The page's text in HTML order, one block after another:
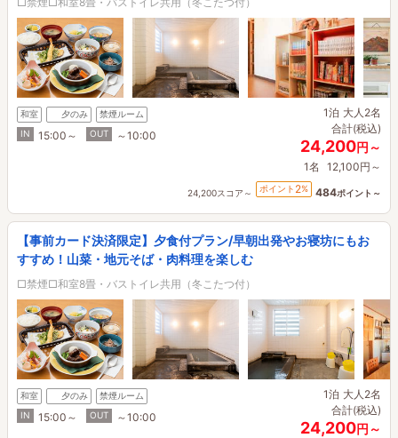
和室 夕のみ
禁煙ルーム
IN
15:00～ OUT ～10:00
1泊 大人2名
合計(税込)
24,200円～
1名 12,100円～
24,200スコア～ ポイント 2% 484ポイント～
【事前カード決済限定】夕食付プラン/早朝出発やお寝坊にもお
すすめ！山菜・地元そば・肉料理を楽しむ
□禁煙□和室8畳・バストイレ共用（冬こたつ付）
和室 夕のみ
禁煙ルーム
IN
15:00～ OUT ～10:00
1泊 大人2名
合計(税込)
24,200円～